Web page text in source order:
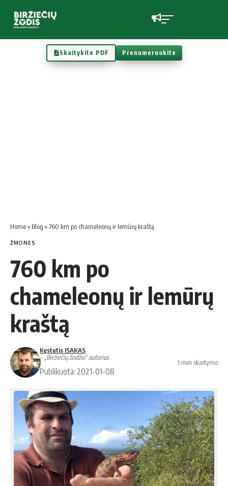
Skaitykite PDF Prenumeruokite
Home» Blog »760 km po chameleonų ir lemūrų kraštą
ŽMONĖS
760 km po
chameleonų ir lemūrų
kraštą
Kęstutis ISAKAS
- „Biržiečių žodžio“ autorius
Publikuota: 2021-01-08
1 min skaitymo